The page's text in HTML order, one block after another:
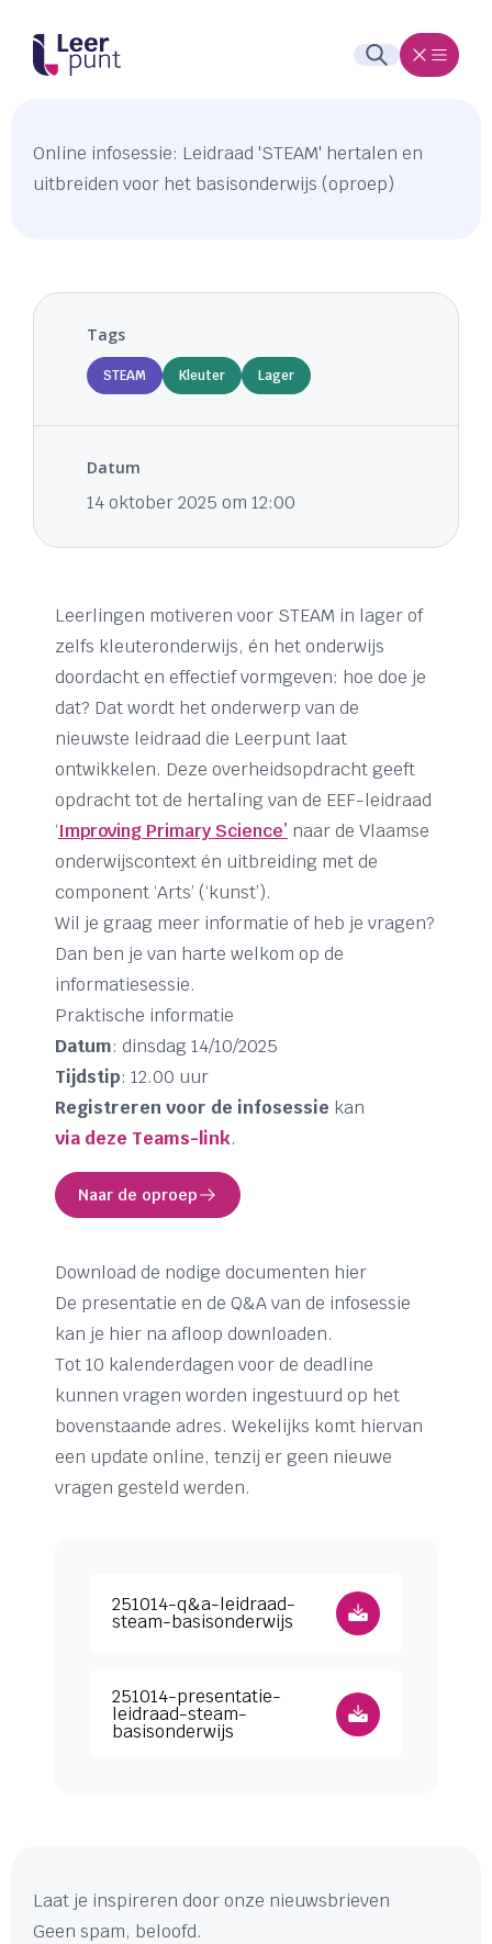
Online infosessie: Leidraad 'STEAM' hertalen en
uitbreiden voor het basisonderwijs (oproep)
Tags
STEAM Kleuter Lager
Datum
14 oktober 2025 om 12:00
Leerlingen motiveren voor STEAM in lager of
zelfs kleuteronderwijs, én het onderwijs
doordacht en effectief vormgeven: hoe doe je
dat? Dat wordt het onderwerp van de
nieuwste leidraad die Leerpunt laat
ontwikkelen. Deze overheidsopdracht geeft
opdracht tot de hertaling van de EEF-leidraad
‘Improving Primary Science’ naar de Vlaamse
onderwijscontext én uitbreiding met de
component ‘Arts’ (‘kunst’).
Wil je graag meer informatie of heb je vragen?
Dan ben je van harte welkom op de
informatiesessie.
Praktische informatie
Datum: dinsdag 14/10/2025
Tijdstip: 12.00 uur
Registreren voor de infosessie kan
via deze Teams-link.
Naar de oproep
Download de nodige documenten hier
De presentatie en de Q&A van de infosessie
kan je hier na afloop downloaden.
Tot 10 kalenderdagen voor de deadline
kunnen vragen worden ingestuurd op het
bovenstaande adres. Wekelijks komt hiervan
een update online, tenzij er geen nieuwe
vragen gesteld werden.
251014-q&a-leidraad-
steam-basisonderwijs
251014-presentatie-
leidraad-steam-
basisonderwijs
Laat je inspireren door onze nieuwsbrieven
Geen spam, beloofd.